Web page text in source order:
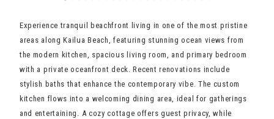
Experience tranquil beachfront living in one of the most pristine
areas along Kailua Beach, featuring stunning ocean views from
the modern kitchen, spacious living room, and primary bedroom
with a private oceanfront deck. Recent renovations include
stylish baths that enhance the contemporary vibe. The custom
kitchen flows into a welcoming dining area, ideal for gatherings
and entertaining. A cozy cottage offers guest privacy, while